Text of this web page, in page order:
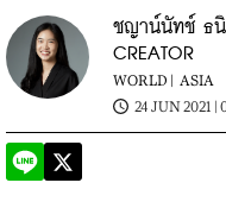
ชญาน์นัทช์ ธนิ
CREATOR
WORLD | ASIA
24 JUN 2021 |